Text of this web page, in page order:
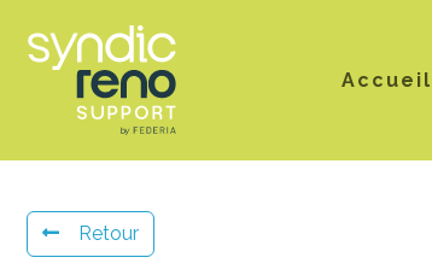
Accueil
Retour